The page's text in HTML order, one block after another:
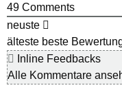
49 Comments
neuste
älteste beste
Inline Feedbacks
Alle Kommentare